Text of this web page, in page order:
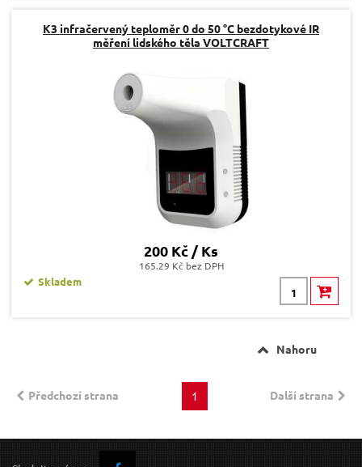
K3 infračervený teploměr 0 do 50 °C bezdotykové IR
měření lidského těla VOLTCRAFT
200 Kč / Ks
165.29 Kč bez DPH
Skladem
Nahoru
Předchozí strana Další strana
1